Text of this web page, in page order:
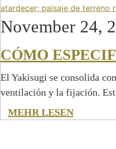
November 24,
CÓMO
El Yakisugi se consolida
ventilación y la fijación.
MEHR LESEN